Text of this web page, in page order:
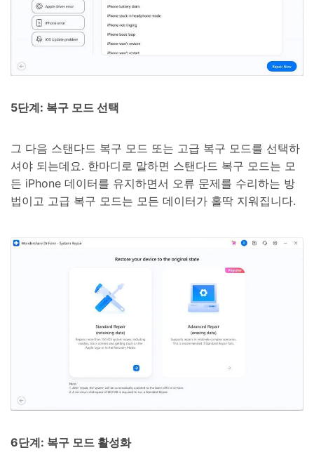
5단계: 복구 모드 선택
그 다음 스탠다드 복구 모드 또는 고급 복구 모드를 선택하
셔야 되는데요. 한마디로 말하면 스탠다드 복구 모드는 모
든 iPhone 데이터를 유지하면서 오류 문제를 수리하는 방
법이고 고급 복구 모드는 모든 데이터가 홀딱 지워집니다.
6단계: 복구 모드 활성화